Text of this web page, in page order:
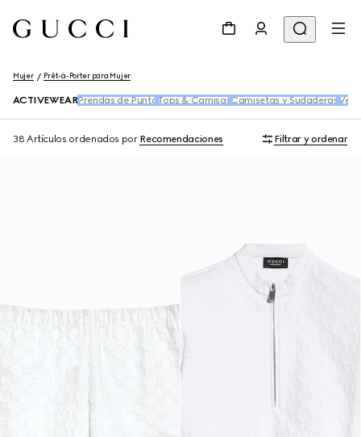
Mujer Prêt-à-Porter para Mujer
ACTIVEWEARPrendas de Punto Tops & Camisas Camisetas y Sudaderas
38 Artículos ordenados por Recomendaciones Filtrar y ordenar